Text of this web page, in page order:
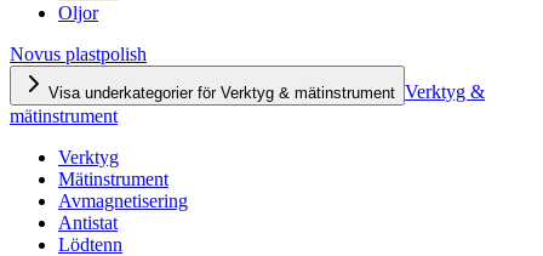
Oljor
Novus plastpolish
Visa underkategorier för Verktyg & mätinstrument Verktyg &
mätinstrument
Verktyg
Mätinstrument
Avmagnetisering
Antistat
Lödtenn